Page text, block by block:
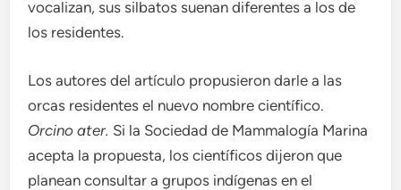
vocalizan, sus silbatos suenan diferentes a los de
los residentes.
Los autores del artículo propusieron darle a las
orcas residentes el nuevo nombre científico.
Orcino ater. Si la Sociedad de Mammalogía Marina
acepta la propuesta, los científicos dijeron que
planean consultar a grupos indígenas en el